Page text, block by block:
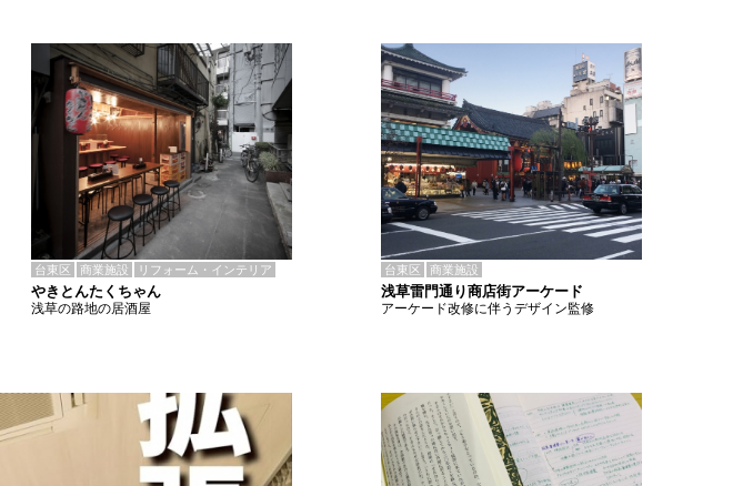
台東区 商業施設 リフォーム・インテリア
やきとんたくちゃん
浅草の路地の居酒屋
台東区 商業施設
浅草雷門通り商店街アーケード
アーケード改修に伴うデザイン監修